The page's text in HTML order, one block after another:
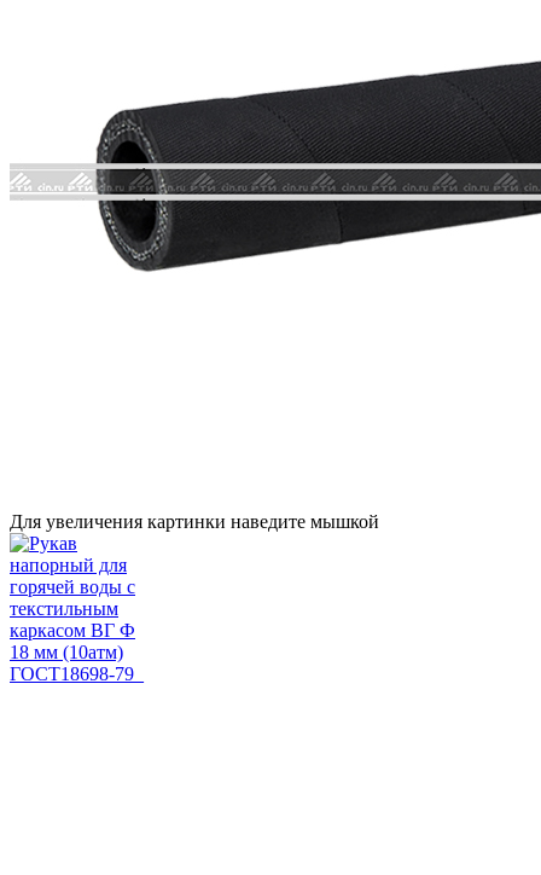
Для увеличения картинки наведите мышкой